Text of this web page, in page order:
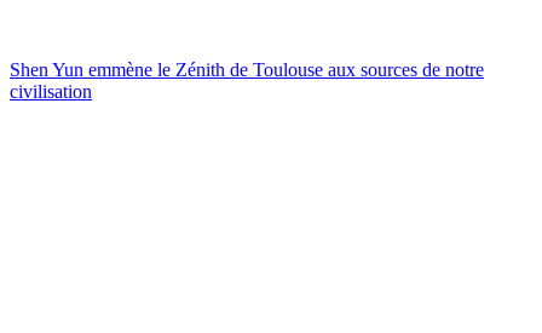
Shen Yun emmène le Zénith de Toulouse aux sources de notre
civilisation